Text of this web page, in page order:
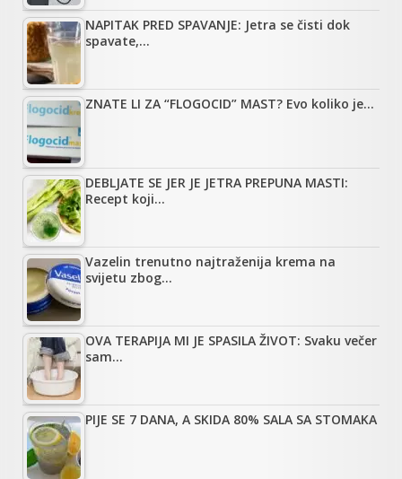
NAPITAK PRED SPAVANJE: Jetra se čisti dok
spavate,…
ZNATE LI ZA “FLOGOCID” MAST? Evo koliko je…
DEBLJATE SE JER JE JETRA PREPUNA MASTI:
Recept koji…
Vazelin trenutno najtraženija krema na
svijetu zbog…
OVA TERAPIJA MI JE SPASILA ŽIVOT: Svaku večer
sam…
PIJE SE 7 DANA, A SKIDA 80% SALA SA STOMAKA